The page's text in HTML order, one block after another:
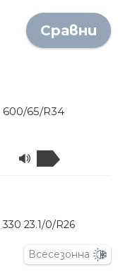
Сравни
600/65/R34
Всесезонна